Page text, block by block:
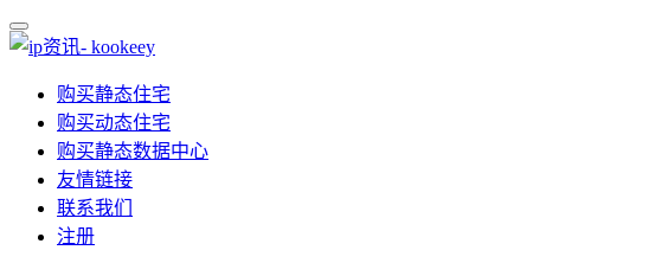
购买静态住宅
购买动态住宅
购买静态数据中心
友情链接
联系我们
注册